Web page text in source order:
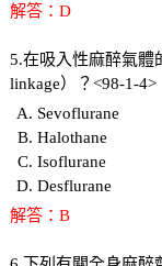
解答：D
5.在吸入性麻醉氣體
linkage）？<98-1-4>
Sevoflurane
Halothane
Isoflurane
Desflurane
解答：B